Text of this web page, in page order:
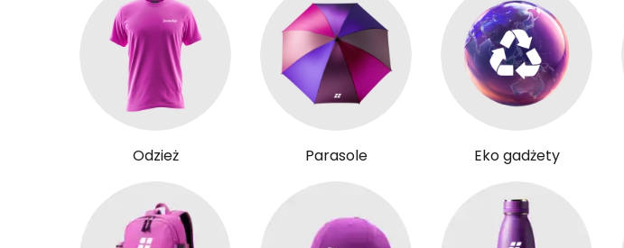
Odzież Parasole Eko gadżety